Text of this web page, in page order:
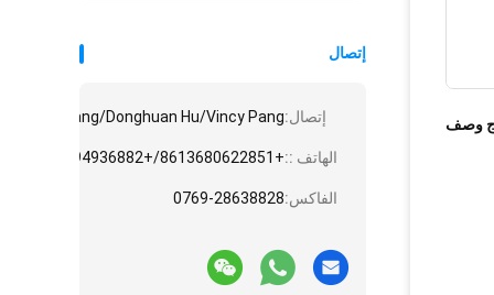
إتصال
إتصال:Huang/Donghuan Hu/Vincy Pang
الهاتف ::+8613680622851/+8613794936882/+8615975861828/+8618775545882
الفاكس:0769-28638828
وصف